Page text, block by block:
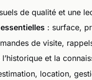
de qualité et une
: surface,
de visite,
l’historique et la
location,